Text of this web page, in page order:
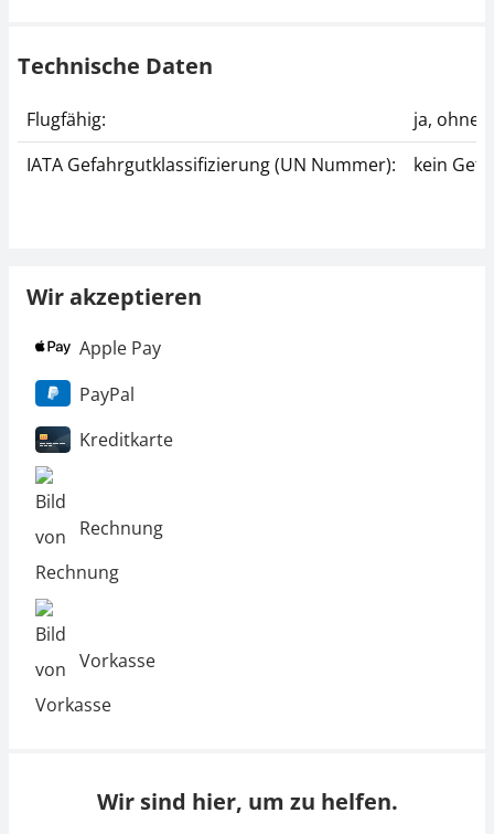
Technische Daten
Flugfähig:
ja, ohne
IATA Gefahrgutklassifizierung (UN Nummer):
kein
Wir akzeptieren
Apple Pay
PayPal
Kreditkarte
Rechnung
Vorkasse
Wir sind hier, um zu helfen.